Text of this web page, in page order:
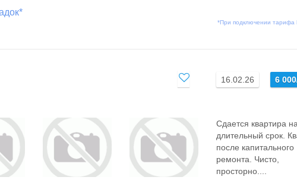
*При подключении тарифа
16.02.26 6
Сдается квартира на
длительный срок.
после капитального
ремонта. Чисто,
просторно....